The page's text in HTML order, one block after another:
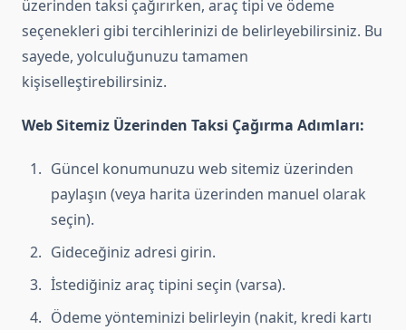
üzerinden taksi çağırırken, araç tipi ve ödeme
seçenekleri gibi tercihlerinizi de belirleyebilirsiniz. Bu
sayede, yolculuğunuzu tamamen
kişiselleştirebilirsiniz.
Web Sitemiz Üzerinden Taksi Çağırma Adımları:
Güncel konumunuzu web sitemiz üzerinden
paylaşın (veya harita üzerinden manuel olarak
seçin).
Gideceğiniz adresi girin.
İstediğiniz araç tipini seçin (varsa).
Ödeme yönteminizi belirleyin (nakit, kredi kartı